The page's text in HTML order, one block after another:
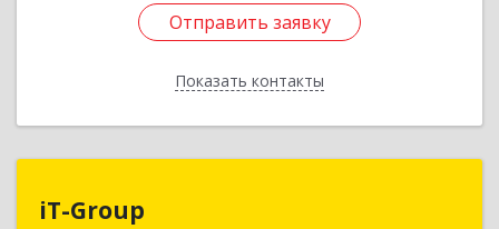
Отправить заявку
Показать контакты
Отправить заявку
Назад
iT-Group